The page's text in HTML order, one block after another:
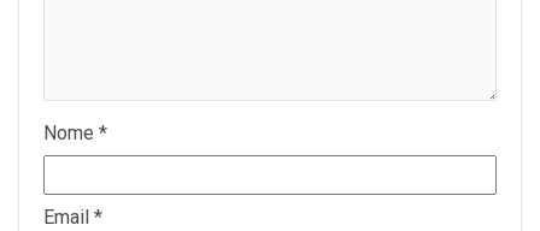
Nome *
Email *